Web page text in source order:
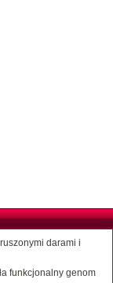
darami i
funkcjonalny genom